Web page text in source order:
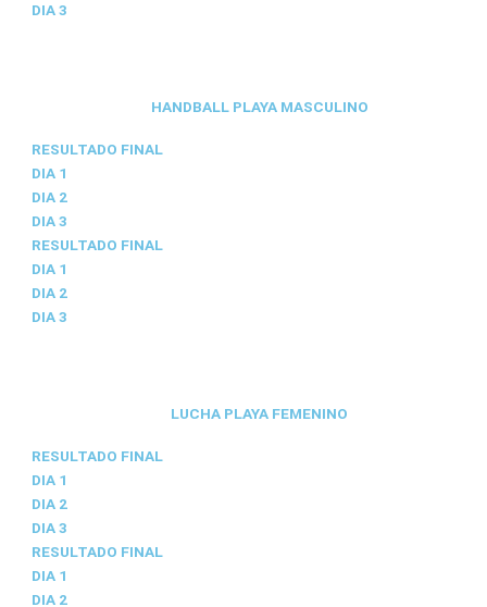
DIA 3
HANDBALL PLAYA MASCULINO
RESULTADO FINAL
DIA 1
DIA 2
DIA 3
RESULTADO FINAL
DIA 1
DIA 2
DIA 3
LUCHA PLAYA FEMENINO
RESULTADO FINAL
DIA 1
DIA 2
DIA 3
RESULTADO FINAL
DIA 1
DIA 2